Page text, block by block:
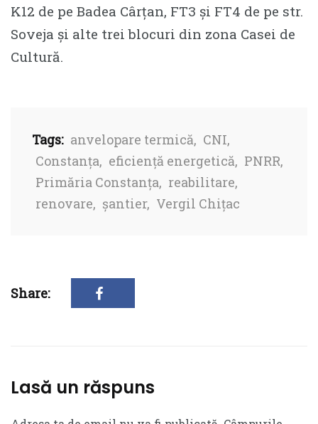
K12 de pe Badea Cârțan, FT3 și FT4 de pe str.
Soveja și alte trei blocuri din zona Casei de
Cultură.
Tags: anvelopare termică, CNI,
Constanța, eficiență energetică, PNRR,
Primăria Constanța, reabilitare,
renovare, șantier, Vergil Chițac
Share:
Lasă un răspuns